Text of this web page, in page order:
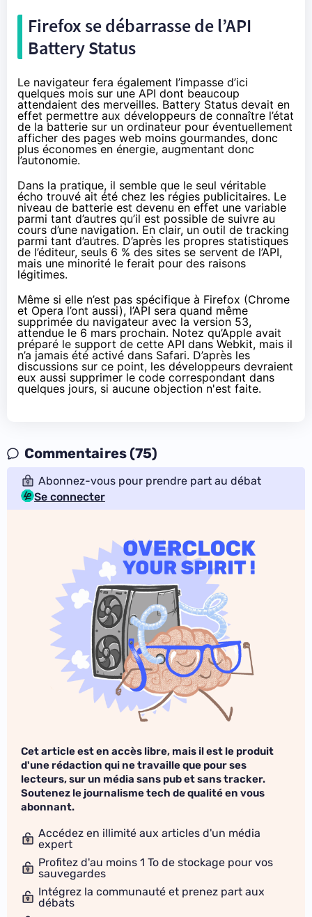
Firefox se débarrasse de l’API
Battery Status
Le navigateur fera également l’impasse d’ici
quelques mois sur une API dont beaucoup
attendaient des merveilles. Battery Status devait en
effet permettre aux développeurs de connaître l’état
de la batterie sur un ordinateur pour éventuellement
afficher des pages web moins gourmandes, donc
plus économes en énergie, augmentant donc
l’autonomie.
Dans la pratique, il semble que le seul véritable
écho trouvé ait été chez les régies publicitaires. Le
niveau de batterie est devenu en effet une variable
parmi tant d’autres qu’il est possible de suivre au
cours d’une navigation. En clair, un outil de tracking
parmi tant d’autres. D’après les propres statistiques
de l’éditeur, seuls 6 % des sites se servent de l’API,
mais une minorité le ferait pour des raisons
légitimes.
Même si elle n’est pas spécifique à Firefox (Chrome
et Opera l’ont aussi), l’API sera quand même
supprimée du navigateur avec la version 53,
attendue le 6 mars prochain. Notez qu’Apple avait
préparé le support de cette API dans Webkit, mais il
n’a jamais été activé dans Safari. D’après les
discussions sur ce point, les développeurs devraient
eux aussi supprimer le code correspondant dans
quelques jours, si aucune objection n'est faite.
Commentaires (75)
Abonnez-vous pour prendre part au débat
Se connecter
Cet article est en accès libre, mais il est le produit
d'une rédaction qui ne travaille que pour ses
lecteurs, sur un média sans pub et sans tracker.
Soutenez le journalisme tech de qualité en vous
abonnant.
Accédez en illimité aux articles d'un média
expert
Profitez d'au moins 1 To de stockage pour vos
sauvegardes
Intégrez la communauté et prenez part aux
débats